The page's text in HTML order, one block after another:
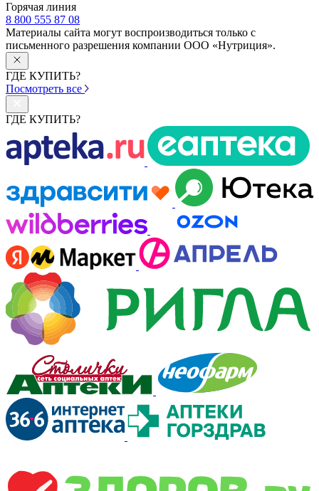
Горячая линия
8 800 555 87 08
Материалы сайта могут воспроизводиться только с
письменного разрешения компании ООО «Нутриция».
ГДЕ КУПИТЬ?
Посмотреть все
ГДЕ КУПИТЬ?